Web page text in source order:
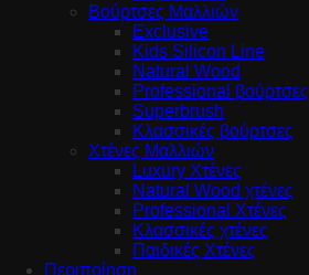
Βούρτσες Μαλλιών
Exclusive
Kids Silicon Line
Natural Wood
Professional βούρτσες
Superbrush
Κλασσικές βούρτσες
Χτένες Μαλλιών
Luxury Χτένες
Natural Wood χτένες
Professional Χτένες
Κλασσικές χτένες
Παιδικές Χτένες
Περιποίηση